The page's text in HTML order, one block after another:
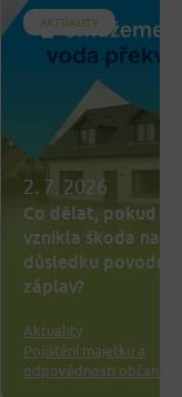
AKTUALITY
2. 7. 2026
Co dělat, pokud
vznikla škoda na
důsledku povodní
záplav?
Aktuality
Pojištění majetku a
odpovědnosti občanů